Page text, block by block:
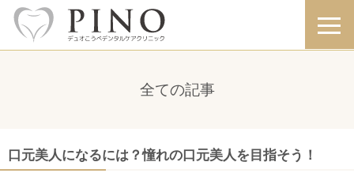
全ての記事
口元美人になるには？憧れの口元美人を目指そう！